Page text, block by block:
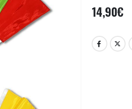
14,90€